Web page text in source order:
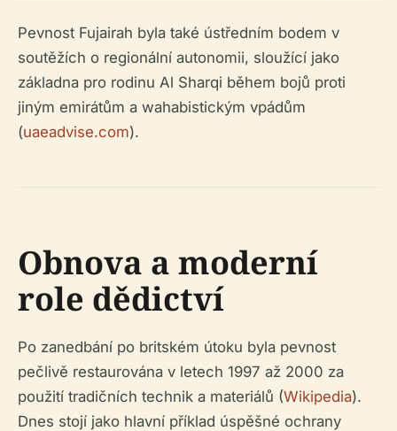
Pevnost Fujairah byla také ústředním bodem v
soutěžích o regionální autonomii, sloužící jako
základna pro rodinu Al Sharqi během bojů proti
jiným emirátům a wahabistickým vpádům
(uaeadvise.com).
Obnova a moderní
role dědictví
Po zanedbání po britském útoku byla pevnost
pečlivě restaurována v letech 1997 až 2000 za
použití tradičních technik a materiálů (Wikipedia).
Dnes stojí jako hlavní příklad úspěšné ochrany